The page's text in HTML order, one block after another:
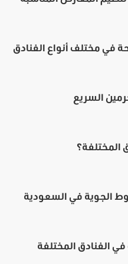
في مختلف أنواع الفنادق
السريع
المختلفة؟
الجوية في السعودية
الفنادق المختلفة